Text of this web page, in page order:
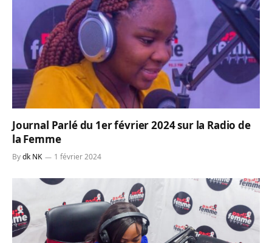
Journal Parlé du 1er février 2024 sur la Radio de
la Femme
Bydk NK 1 février 2024